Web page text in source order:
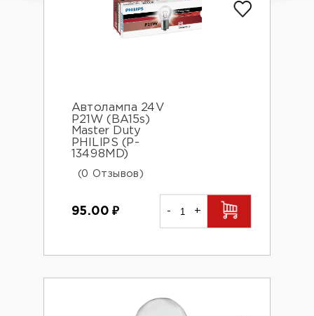
Автолампа 24V
P21W (BA15s)
Master Duty
PHILIPS (P-
13498MD)
(0 Отзывов)
95.00 ₽ - +